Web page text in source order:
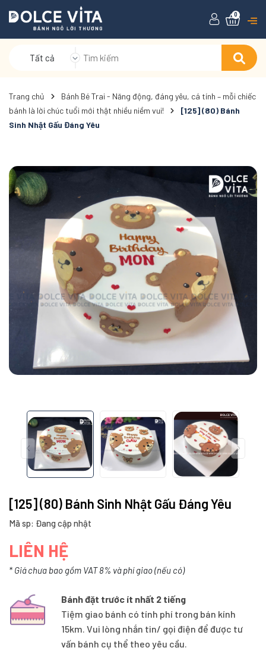
Tất cả
0
Trang chủ
Bánh Bé Trai - Năng động, đáng yêu, cá tính – mỗi chiếc
bánh là lời chúc tuổi mới thật nhiều niềm vui!
[125] (80) Bánh
Sinh Nhật Gấu Đáng Yêu
[125] (80) Bánh Sinh Nhật Gấu Đáng Yêu
Mã sp: Đang cập nhật
LIÊN HỆ
* Giá chưa bao gồm VAT 8% và phí giao (nếu có)
Bánh đặt trước ít nhất 2 tiếng
Tiệm giao bánh có tính phí trong bán kính
15km. Vui lòng nhắn tin/ gọi điện để được tư
vấn bánh cụ thể theo yêu cầu.